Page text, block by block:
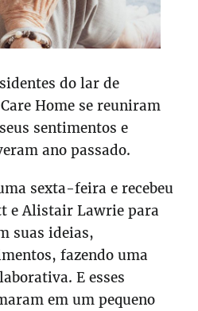
do lar de
Home se reuniram
sentimentos e
ano passado.
sexta-feira e recebeu
e Alistair Lawrie para
suas ideias,
fazendo uma
E esses
em um pequeno